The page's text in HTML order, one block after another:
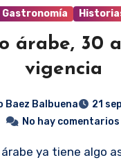
Gastronomía
árabe, 30
vigencia
Baez Balbuena
21
No hay comentarios